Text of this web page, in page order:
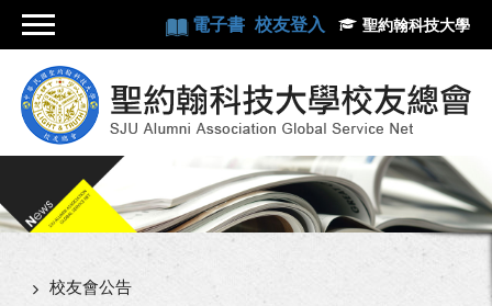
電子書 校友登入 聖約翰科技大學
校友會公告